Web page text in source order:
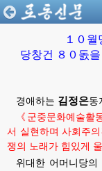
１０
당창건 ８０돐
경애하는 김정은동
《군중문화예술
서 실현하며 사회주
쟁의 노래가 힘있게
위대한 어머니당